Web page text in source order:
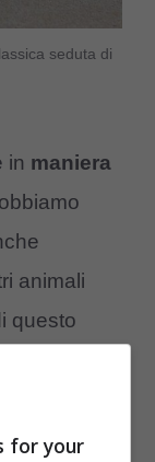
seduta di
in maniera
animali
questo
for your